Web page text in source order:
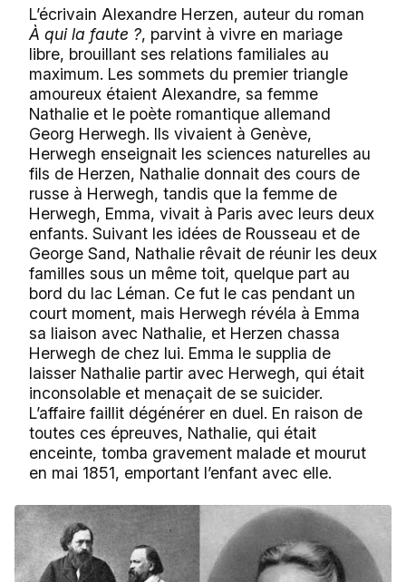
L’écrivain Alexandre Herzen, auteur du roman
À qui la faute ?, parvint à vivre en mariage
libre, brouillant ses relations familiales au
maximum. Les sommets du premier triangle
amoureux étaient Alexandre, sa femme
Nathalie et le poète romantique allemand
Georg Herwegh. Ils vivaient à Genève,
Herwegh enseignait les sciences naturelles au
fils de Herzen, Nathalie donnait des cours de
russe à Herwegh, tandis que la femme de
Herwegh, Emma, vivait à Paris avec leurs deux
enfants. Suivant les idées de Rousseau et de
George Sand, Nathalie rêvait de réunir les deux
familles sous un même toit, quelque part au
bord du lac Léman. Ce fut le cas pendant un
court moment, mais Herwegh révéla à Emma
sa liaison avec Nathalie, et Herzen chassa
Herwegh de chez lui. Emma le supplia de
laisser Nathalie partir avec Herwegh, qui était
inconsolable et menaçait de se suicider.
L’affaire faillit dégénérer en duel. En raison de
toutes ces épreuves, Nathalie, qui était
enceinte, tomba gravement malade et mourut
en mai 1851, emportant l’enfant avec elle.